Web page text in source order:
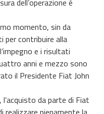
dell’operazione è
momento, sin da
per contribuire alla
e i risultati
anni e mezzo sono
il Presidente Fiat John
da parte di Fiat